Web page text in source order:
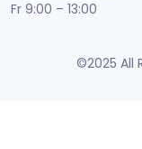
Fr 9:00 – 13:00
©2025 All